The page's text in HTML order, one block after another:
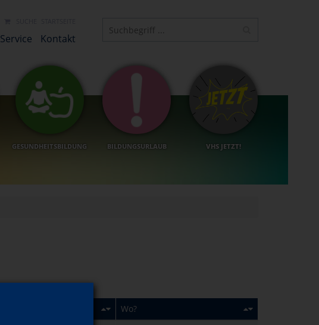
Service Kontakt
GESUNDHEITSBILDUNG BILDUNGSURLAUB VHS JETZT!
Wo?